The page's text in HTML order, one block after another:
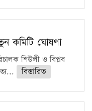
কমিটি ঘোষণা
শিউলী ও বিপ্লব
বিস্তারিত